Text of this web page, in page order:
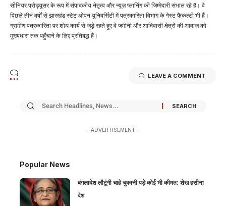
सीनियर प्रोड्यूसर के रूप में संपादकीय नेतृत्व और न्यूज़ प्लानिंग की जिम्मेदारी संभाल रहे हैं। वे
पिछले तीन वर्षों से झारखंड स्टेट ओपन यूनिवर्सिटी में पत्रकारिता विभाग के गेस्ट फैकल्टी भी हैं।
ग्रामीण पत्रकारिता पर शोध कार्य से जुड़े रहते हुए वे जमीनी और आदिवासी क्षेत्रों की आवाज़ को
मुख्यधारा तक पहुँचाने के लिए प्रतिबद्ध हैं।
LEAVE A COMMENT
- ADVERTISEMENT -
Popular News
बंगलादेश लौटूंगी चाहे चुकानी पड़े कोई भी कीमत: शेख हसीना
देश